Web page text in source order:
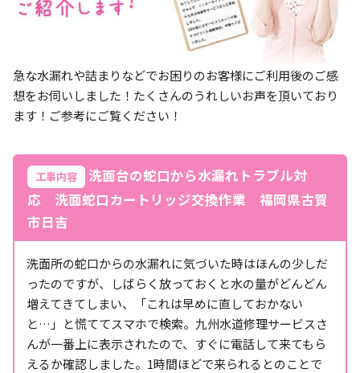
急な水漏れや詰まりなどでお困りのお客様にご利用後のご感
想をお伺いしました！たくさんのうれしいお声を頂いており
ます！ご参考にご覧ください！
工事内容
洗面台の蛇口から水漏れトラブル対
応 洗面蛇口カートリッジ交換作業 福岡県古賀
市日吉
洗面所の蛇口からの水漏れに気づいた時はほんの少しだ
ったのですが、しばらく放っておくと水の量がどんどん
増えてきてしまい、「これは早めに直しておかない
と…」と慌ててスマホで検索。九州水道修理サービスさ
んが一番上に表示されたので、すぐに電話して来てもら
えるか確認しました。1時間ほどで来られるとのことで